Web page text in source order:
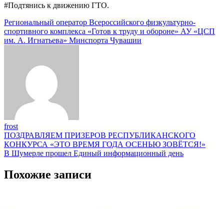
#Подтянись к движению ГТО.
Региональный оператор Всероссийского физкультурно-
спортивного комплекса «Готов к труду и обороне» АУ «ЦСП
им. А. Игнатьева» Минспорта Чувашии
frost
Навигация
по
ПОЗДРАВЛЯЕМ ПРИЗЕРОВ РЕСПУБЛИКАНСКОГО
КОНКУРСА «ЭТО ВРЕМЯ ГОДА ОСЕНЬЮ ЗОВЁТСЯ!»
В Шумерле прошел Единый информационный день
Похожие записи